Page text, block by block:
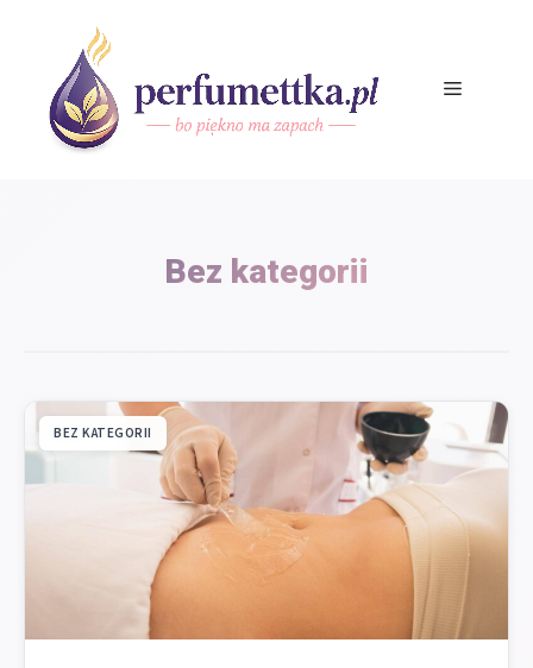
Menu
Bez kategorii
BEZ KATEGORII